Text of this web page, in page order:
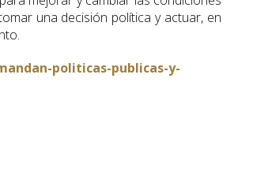
una decisión política y actuar, en
politicas-publicas-y-